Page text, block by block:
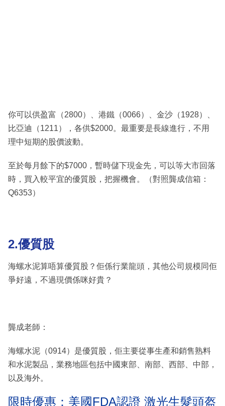
你可以供盈富（2800）、港鐵（0066）、金沙（1928）、
比亞迪（1211），各供$2000。最重要是長線進行，不用
理中短期的股價波動。
至於每月餘下的$7000，暫時儲下現金先，可以等大市回落
時，買入較平宜的優質股，把握機會。（對照龔成信箱：
Q6353）
2.優質股
海螺水泥算唔算優質股？佢係行業龍頭，其他公司規模同佢
爭好遠，不過現價係咪好貴？
龔成老師：
海螺水泥（0914）是優質股，佢主要從事生產和銷售熟料
和水泥製品，業務地區包括中國東部、南部、西部、中部，
以及海外。
限時優惠：美國FDA認證 激光生髮頭盔